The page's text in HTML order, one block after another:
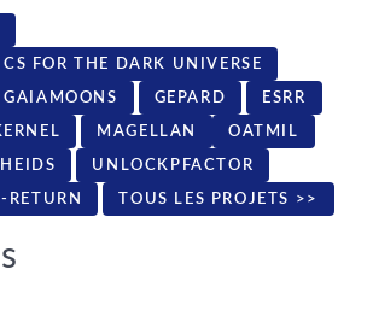
FOR THE DARK UNIVERSE
GAIAMOONS GEPARD ESRR
MAGELLAN OATMIL
UNLOCKPFACTOR
RETURN TOUS LES PROJETS >>